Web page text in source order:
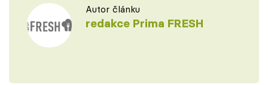
Autor článku
redakce Prima FRESH